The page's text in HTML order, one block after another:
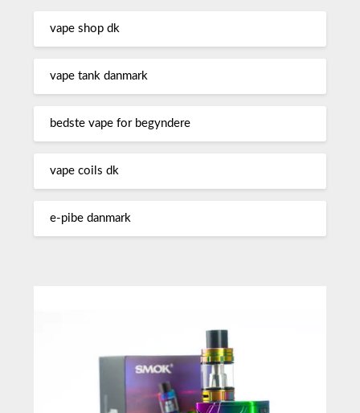
vape shop dk
vape tank danmark
bedste vape for begyndere
vape coils dk
e-pibe danmark